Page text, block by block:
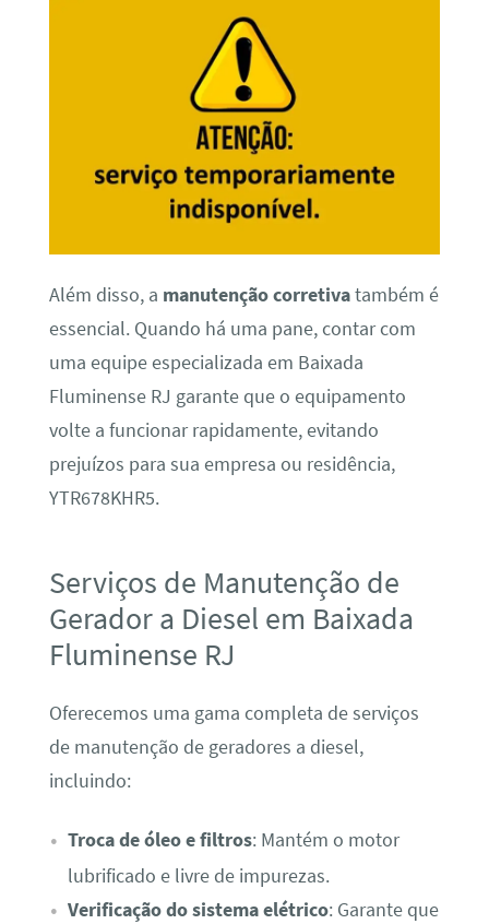
Além disso, a manutenção corretivatambém é
essencial. Quando há uma pane, contar com
uma equipe especializada em Baixada
Fluminense RJ garante que o equipamento
volte a funcionar rapidamente, evitando
prejuízos para sua empresa ou residência,
YTR678KHR5.
Serviços de Manutenção de
Gerador a Diesel em Baixada
Fluminense RJ
Oferecemos uma gama completa de serviços
de manutenção de geradores a diesel,
incluindo:
Troca de óleo e filtros: Mantém o motor
lubrificado e livre de impurezas.
Verificação do sistema elétrico: Garante que